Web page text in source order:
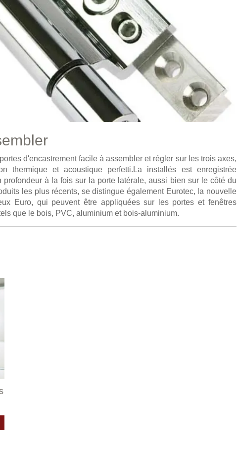
d'encastrement facile à assembler et régler sur les trois axes,
thermique et acoustique perfetti.La installés est enregistrée
profondeur à la fois sur la porte latérale, aussi bien sur le côté du
les plus récents, se distingue également Eurotec, la nouvelle
Euro, qui peuvent être appliquées sur les portes et fenêtres
que le bois, PVC, aluminium et bois-aluminium.